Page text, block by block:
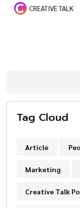
CREATIVE TALK
Tag Cloud
Article
Marketing
Creative Talk